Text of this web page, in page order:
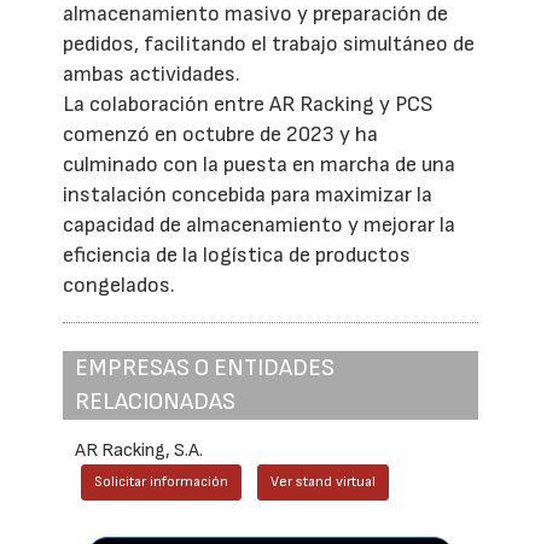
almacenamiento masivo y preparación de
pedidos, facilitando el trabajo simultáneo de
ambas actividades.
La colaboración entre AR Racking y PCS
comenzó en octubre de 2023 y ha
culminado con la puesta en marcha de una
instalación concebida para maximizar la
capacidad de almacenamiento y mejorar la
eficiencia de la logística de productos
congelados.
EMPRESAS O ENTIDADES
RELACIONADAS
AR Racking, S.A.
Solicitar información Ver stand virtual